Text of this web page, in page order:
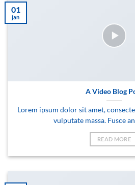
A Video Blog
Lorem ipsum dolor sit amet,
vulputate massa. Fusce
READ MORE
01
jan